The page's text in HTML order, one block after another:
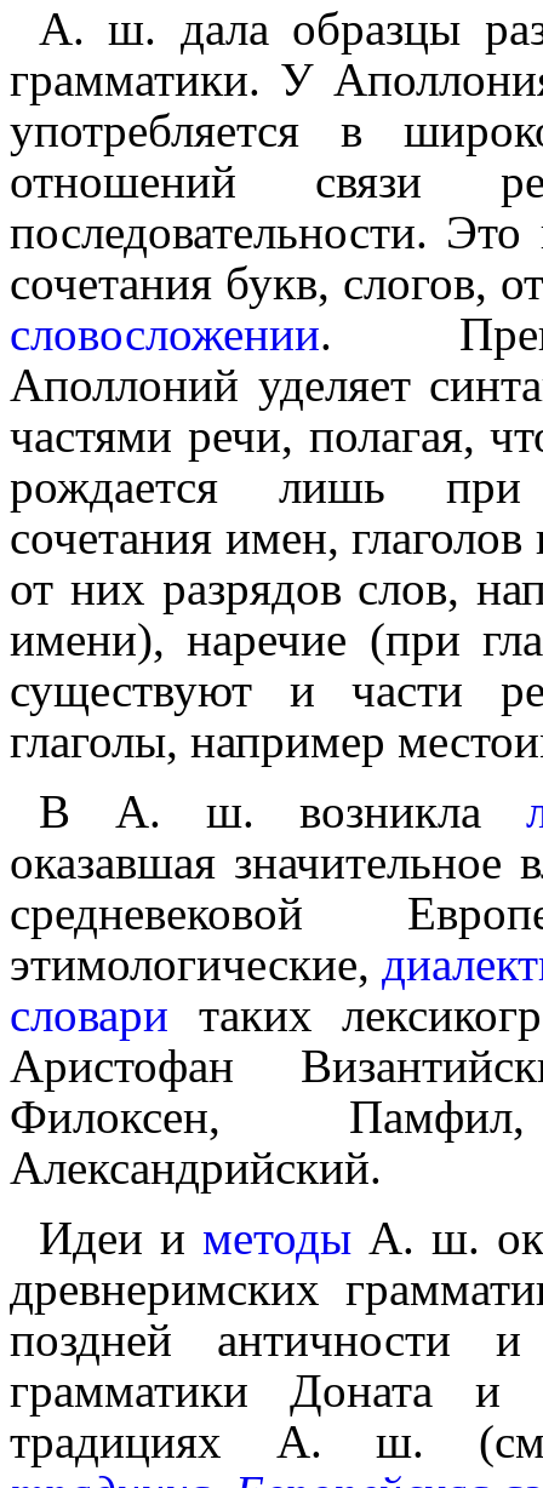
А. ш. дала образцы
грамматики. У
употребляется в
отношений связи
последовательности.
сочетания букв, слогов,
словосложении.
Аполлоний уделяет
частями речи, полагая,
рождается лишь при
сочетания имен,
от них разрядов слов,
имени), наречие (при
существуют и части
глаголы, например
В А. ш. возникла
оказавшая
средневековой
этимологические,
словари таких
Аристофан
Филоксен,
Александрийский.
Идеи и методы А. ш.
древнеримских
поздней античности
грамматики Доната
традициях А. ш.